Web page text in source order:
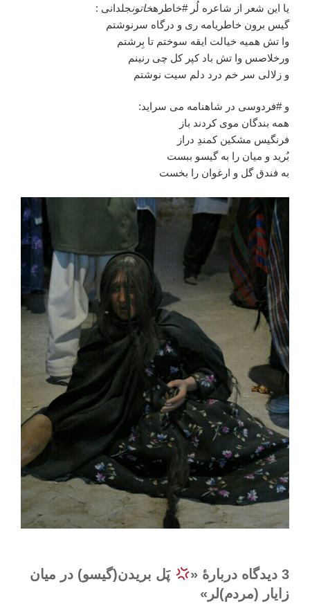
یا این شعر از شاعره لُر #خاطرهخاتونجلدانی :
گیس برون خاطریامه ری و درگاه سرنوشتم
وا تش همیه خیالت ایقه سوختم تا بِرشتم
ورخلاصس وا تش باد کپر کل چی رنینم
و زلالی سر خم درد دلم سیت نوشتم
و #فردوسی در شاهنامه می سراید:
همه بندگان موی کردند باز
فرنگیس مشکین کمندِ دراز
بُرید و میان را به گیسو ببست
به فندق گل و ارغوان را بخست
3 دیدگاه دربارهٔ «
پَل بریدن(گیسو) در میان
زایار (مردم)لر»